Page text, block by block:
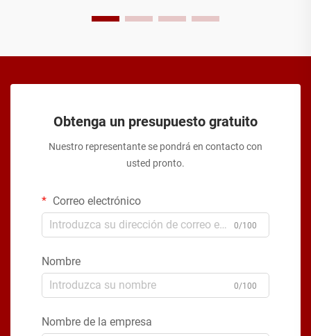
Obtenga un presupuesto gratuito
Nuestro representante se pondrá en contacto con
usted pronto.
Correo electrónico
0/100
Nombre
0/100
Nombre de la empresa